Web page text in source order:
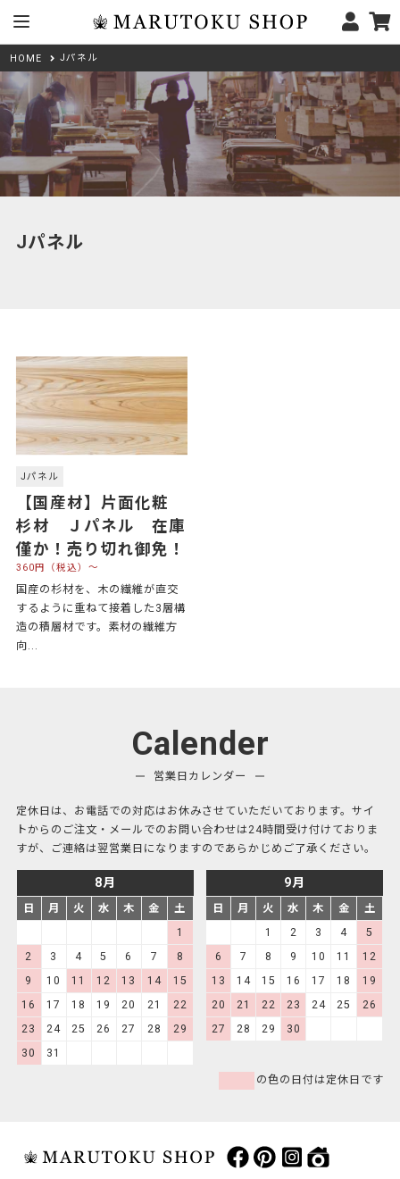
HOME Jパネル
Jパネル
Jパネル
【国産材】片面化粧
杉材 Ｊパネル 在庫
僅か！売り切れ御免！
360円（税込）～
国産の杉材を、木の繊維が直交
するように重ねて接着した3層構
造の積層材です。素材の繊維方
向...
Calender
営業日カレンダー
定休日は、お電話での対応はお休みさせていただいております。サイ
トからのご注文・メールでのお問い合わせは24時間受け付けておりま
すが、ご連絡は翌営業日になりますのであらかじめご了承ください。
8月
日 月 火 水 木 金
土
1
2
3 4 5 6 7
8
9
10 11 12 13 14
15
16
17 18 19 20 21
22
23
24 25 26 27 28
29
30
31
9月
日 月 火 水 木 金
土
1
2 3 4
5
6
7 8 9 10 11
12
13
14 15 16 17 18
19
20
21 22 23 24 25
26
27
28 29 30
の色の日付は定休日です